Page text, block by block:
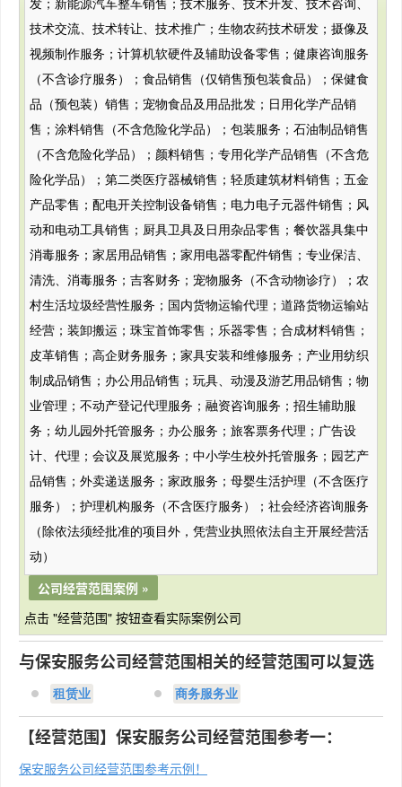
发；新能源汽车整车销售；技术服务、技术开发、技术咨询、
技术交流、技术转让、技术推广；生物农药技术研发；摄像及
视频制作服务；计算机软硬件及辅助设备零售；健康咨询服务
（不含诊疗服务）；食品销售（仅销售预包装食品）；保健食
品（预包装）销售；宠物食品及用品批发；日用化学产品销
售；涂料销售（不含危险化学品）；包装服务；石油制品销售
（不含危险化学品）；颜料销售；专用化学产品销售（不含危
险化学品）；第二类医疗器械销售；轻质建筑材料销售；五金
产品零售；配电开关控制设备销售；电力电子元器件销售；风
动和电动工具销售；厨具卫具及日用杂品零售；餐饮器具集中
消毒服务；家居用品销售；家用电器零配件销售；专业保洁、
清洗、消毒服务；吉客财务；宠物服务（不含动物诊疗）；农
村生活垃圾经营性服务；国内货物运输代理；道路货物运输站
经营；装卸搬运；珠宝首饰零售；乐器零售；合成材料销售；
皮革销售；高企财务服务；家具安装和维修服务；产业用纺织
制成品销售；办公用品销售；玩具、动漫及游艺用品销售；物
业管理；不动产登记代理服务；融资咨询服务；招生辅助服
务；幼儿园外托管服务；办公服务；旅客票务代理；广告设
计、代理；会议及展览服务；中小学生校外托管服务；园艺产
品销售；外卖递送服务；家政服务；母婴生活护理（不含医疗
服务）；护理机构服务（不含医疗服务）；社会经济咨询服务
（除依法须经批准的项目外，凭营业执照依法自主开展经营活
动）
公司经营范围案例 »
点击 "经营范围" 按钮查看实际案例公司
与保安服务公司经营范围相关的经营范围可以复选
租赁业 商务服务业
【经营范围】保安服务公司经营范围参考一：
保安服务公司经营范围参考示例！